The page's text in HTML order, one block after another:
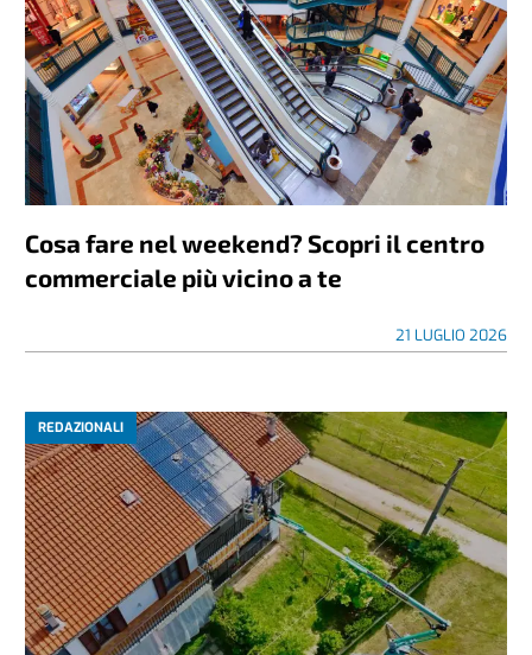
Cosa fare nel weekend? Scopri il centro
commerciale più vicino a te
21 LUGLIO 2026
REDAZIONALI